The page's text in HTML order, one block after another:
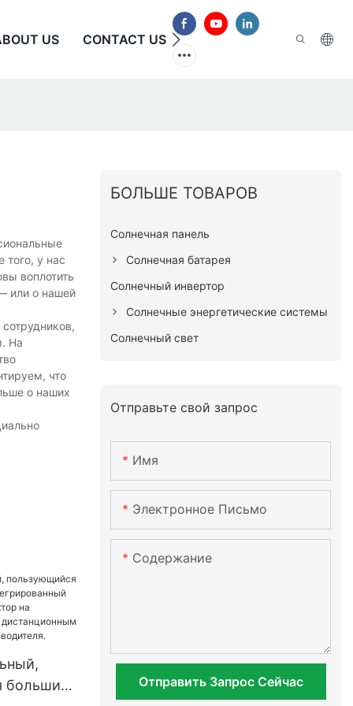
US CONTACT US ЧАСТО ЗАДАВАЕМЫЕ
того, у нас
воплотить
или о нашей
На
что
о наших
большим
БОЛЬШЕ ТОВАРОВ
Солнечная панель
Солнечная батарея
Солнечный инвертор
Солнечные энергетические системы
Солнечный свет
Отправьте свой запрос
Имя
Электронное Письмо
Содержание
Отправить Запрос Сейчас